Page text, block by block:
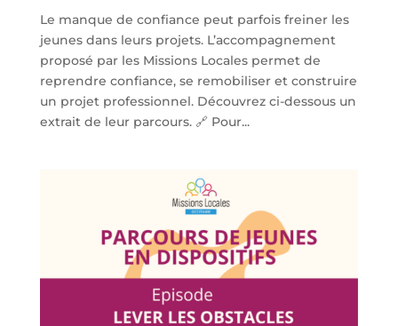
Le manque de confiance peut parfois freiner les
jeunes dans leurs projets. L’accompagnement
proposé par les Missions Locales permet de
reprendre confiance, se remobiliser et construire
un projet professionnel. Découvrez ci-dessous un
extrait de leur parcours. 🔗 Pour...